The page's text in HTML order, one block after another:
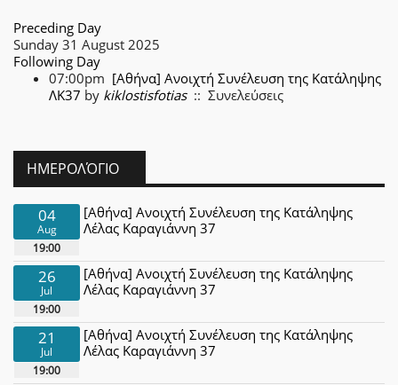
Preceding Day
Sunday 31 August 2025
Following Day
07:00pm [Αθήνα] Ανοιχτή Συνέλευση της Κατάληψης
ΛΚ37 by kiklostisfotias:: Συνελεύσεις
ΗΜΕΡΟΛΌΓΙΟ
04
Aug
19:00
[Αθήνα] Ανοιχτή Συνέλευση της Κατάληψης
Λέλας Καραγιάννη 37
26
Jul
19:00
[Αθήνα] Ανοιχτή Συνέλευση της Κατάληψης
Λέλας Καραγιάννη 37
21
Jul
19:00
[Αθήνα] Ανοιχτή Συνέλευση της Κατάληψης
Λέλας Καραγιάννη 37